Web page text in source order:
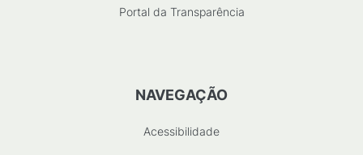
Portal da Transparência
NAVEGAÇÃO
Acessibilidade